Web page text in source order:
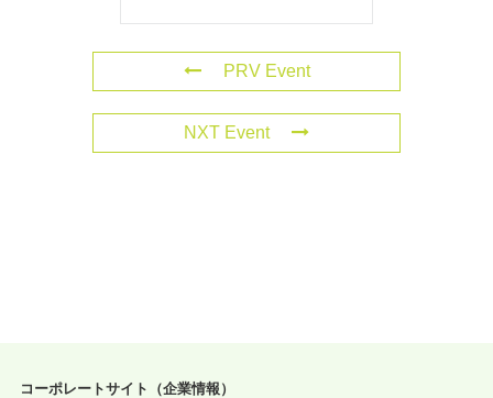
PRV Event
NXT Event
コーポレートサイト（企業情報）